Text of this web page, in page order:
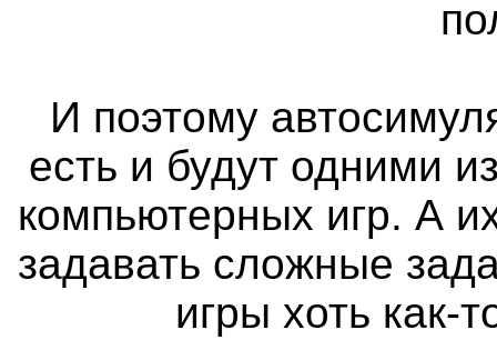
И поэтому
есть и будут одними
компьютерных игр. А
задавать сложные
игры хоть как-